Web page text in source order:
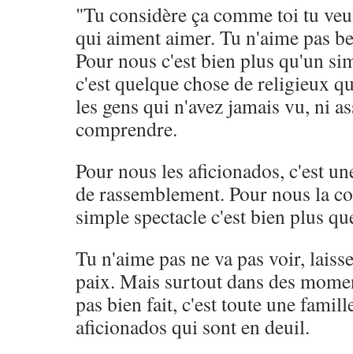
"Tu considère ça comme toi tu
qui aiment aimer. Tu n'aime pas
Pour nous c'est bien plus qu'un
c'est quelque chose de religieux
les gens qui n'avez jamais vu, ni
comprendre.
Pour nous les aficionados, c'est
de rassemblement. Pour nous la
simple spectacle c'est bien plus
Tu n'aime pas ne va pas voir,
paix. Mais surtout dans des
pas bien fait, c'est toute une
aficionados qui sont en deuil.